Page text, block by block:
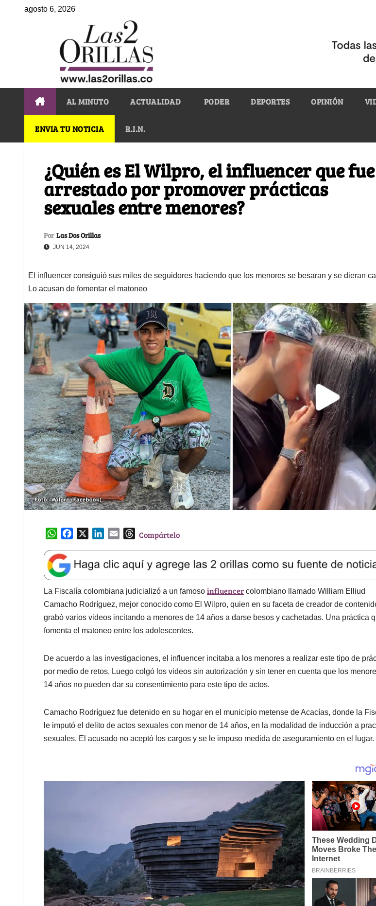
agosto 6, 2026
AL MINUTO ACTUALIDAD PODER DEPORTES OPINIÓN
ENVIA TU NOTICIA R.I.N.
¿Quién es El Wilpro, el influencer que fue
arrestado por promover prácticas
sexuales entre menores?
Por Las Dos Orillas
JUN 14, 2024
El influencer consiguió sus miles de seguidores haciendo que los menores se besaran y se dieran
Lo acusan de fomentar el matoneo
W
a
t
s
A
p
p
e
b
o
o
k
k
e
d
I
n
l
T
e
a
d
s
Compártelo
La Fiscalía colombiana judicializó a un famoso influencer colombiano llamado William Elliud
Camacho Rodríguez, mejor conocido como El Wilpro, quien en su faceta de creador de
grabó varios videos incitando a menores de 14 años a darse besos y cachetadas. Una práctica
fomenta el matoneo entre los adolescentes.
De acuerdo a las investigaciones, el influencer incitaba a los menores a realizar este tipo de
por medio de retos. Luego colgó los videos sin autorización y sin tener en cuenta que los
14 años no pueden dar su consentimiento para este tipo de actos.
Camacho Rodríguez fue detenido en su hogar en el municipio metense de Acacías, donde la
le imputó el delito de actos sexuales con menor de 14 años, en la modalidad de inducción a
sexuales. El acusado no aceptó los cargos y se le impuso medida de aseguramiento en el lugar.